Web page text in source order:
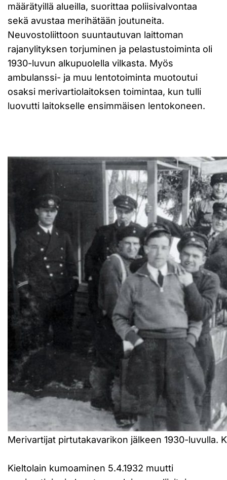
määrätyillä alueilla, suorittaa poliisivalvontaa
sekä avustaa merihätään joutuneita.
Neuvostoliittoon suuntautuvan laittoman
rajanylityksen torjuminen ja pelastustoiminta oli
1930-luvun alkupuolella vilkasta. Myös
ambulanssi- ja muu lentotoiminta muotoutui
osaksi merivartiolaitoksen toimintaa, kun tulli
luovutti laitokselle ensimmäisen lentokoneen.
Merivartijat pirtutakavarikon jälkeen 1930-luvulla.
Kieltolain kumoaminen 5.4.1932 muutti